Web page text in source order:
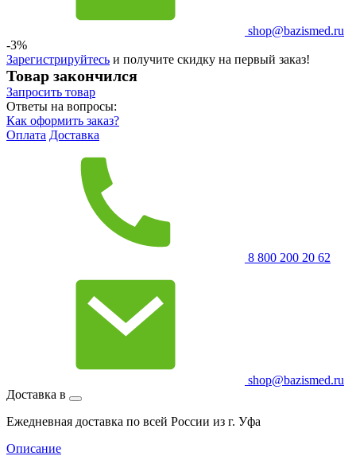
shop@bazismed.ru
-3%
Зарегистрируйтесь и получите скидку на первый заказ!
Товар закончился
Запросить товар
Ответы на вопросы:
Как оформить заказ?
Оплата Доставка
8 800 200 20 62
shop@bazismed.ru
Доставка в
Ежедневная доставка по всей России из г. Уфа
Описание